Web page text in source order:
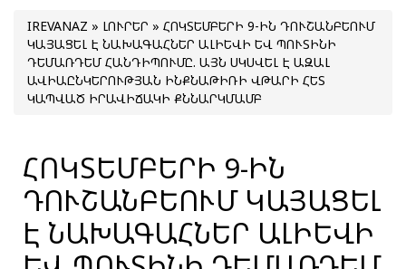
IREVANAZ » ԼՈՒՐԵՐ » ՀՈԿՏԵՄԲԵՐԻ 9-ԻՆ ԴՈՒՇԱՆԲԵՈՒՄ
ԿԱՅԱՑԵԼ Է ՆԱԽԱԳԱՀՆԵՐ ԱԼԻԵՎԻ ԵՎ ՊՈՒՏԻՆԻ
ԴԵՄԱՌԴԵՄ ՀԱՆԴԻՊՈՒՄԸ. ԱՅՆ ՍԿՍՎԵԼ Է ԱԶԱԼ
ԱՎԻԱԸՆԿԵՐՈՒԹՅԱՆ ԻՆՔՆԱԹԻՌԻ ՎԹԱՐԻ ՀԵՏ
ԿԱՊՎԱԾ ԻՐԱՎԻՃԱԿԻ ՔՆՆԱՐԿՄԱՄԲ
ՀՈԿՏԵՄԲԵՐԻ 9-ԻՆ
ԴՈՒՇԱՆԲԵՈՒՄ ԿԱՅԱՑԵԼ
Է ՆԱԽԱԳԱՀՆԵՐ ԱԼԻԵՎԻ